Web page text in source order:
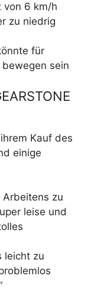
von 6 km/h
zu niedrig
für
sein
Kauf des
einige
Arbeitens zu
leise und
leicht zu